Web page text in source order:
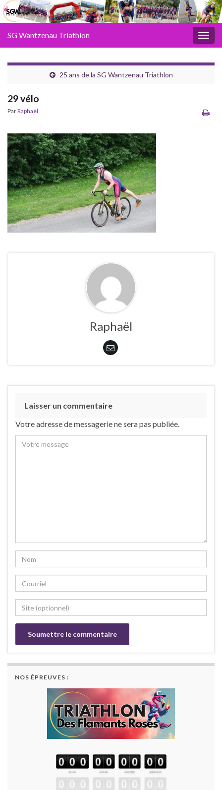
SG Wantzenau Triathlon
25 ans de la SG Wantzenau Triathlon
29 vélo
ParRaphaël
Raphaël
Laisser un commentaire
Votre adresse de messagerie ne sera pas publiée.
NOS ÉPREUVES :